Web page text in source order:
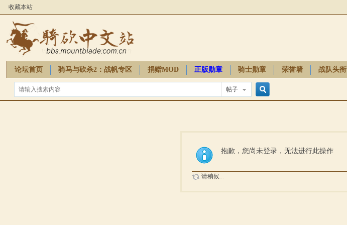
收藏本站
论坛首页 骑马与砍杀2：战帆专区 捐赠MOD 正版勋章 骑士勋章 荣誉墙 战队头衔
骑砍周边
帖子
索
抱歉，您尚未登录，无法进行此操作
请稍候...